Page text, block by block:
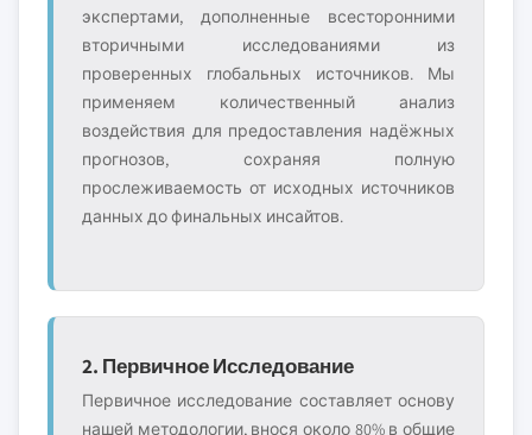
экспертами, дополненные всесторонними
вторичными исследованиями из
проверенных глобальных источников. Мы
применяем количественный анализ
воздействия для предоставления надёжных
прогнозов, сохраняя полную
прослеживаемость от исходных источников
данных до финальных инсайтов.
2. Первичное Исследование
Первичное исследование составляет основу
нашей методологии, внося около 80% в общие